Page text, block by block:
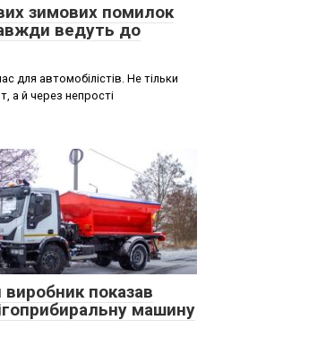
зимових помилок
ведуть до
для автомобілістів. Не тільки
а й через непрості
виробник показав
машину